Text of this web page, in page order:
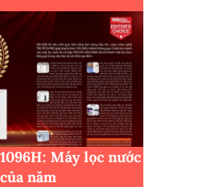
Máy lọc nước
năm